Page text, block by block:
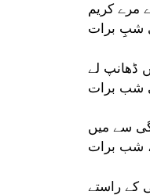
مرے کریم
شبِ برات
ڈهانپ لے
شب برات
سے میں
شب برات
کے راستے